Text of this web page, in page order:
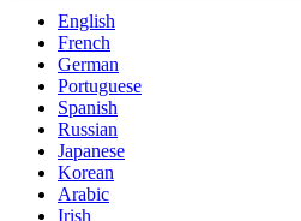
English
French
German
Portuguese
Spanish
Russian
Japanese
Korean
Arabic
Irish